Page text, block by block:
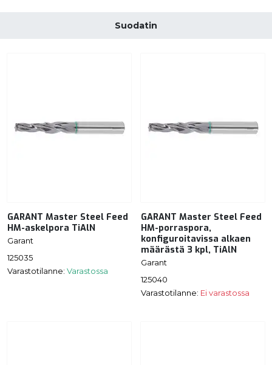
Suodatin
GARANT Master Steel Feed
HM-askelpora TiAlN
Garant
125035
Varastotilanne: Varastossa
GARANT Master Steel Feed
HM-porraspora,
konfiguroitavissa alkaen
määrästä 3 kpl, TiAlN
Garant
125040
Varastotilanne: Ei varastossa